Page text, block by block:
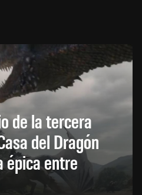
de la tercera
del Dragón
épica entre